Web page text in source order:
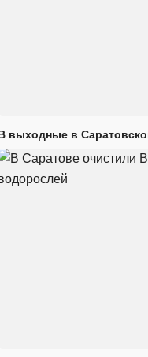
выходные в